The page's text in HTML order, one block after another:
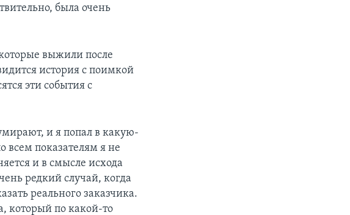
была очень
выжили после
история с поимкой
эти события с
и я попал в какую-
всем показателям я не
и в смысле исхода
редкий случай, когда
реального заказчика.
который по какой-то